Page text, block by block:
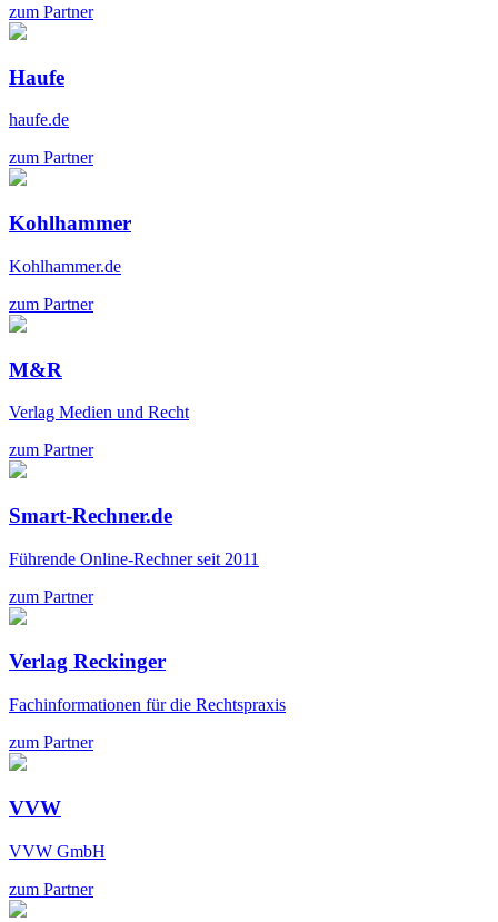
zum Partner
Haufe
haufe.de
zum Partner
Kohlhammer
Kohlhammer.de
zum Partner
M&R
Verlag Medien und Recht
zum Partner
Smart-Rechner.de
Führende Online-Rechner seit 2011
zum Partner
Verlag Reckinger
Fachinformationen für die Rechtspraxis
zum Partner
VVW
VVW GmbH
zum Partner